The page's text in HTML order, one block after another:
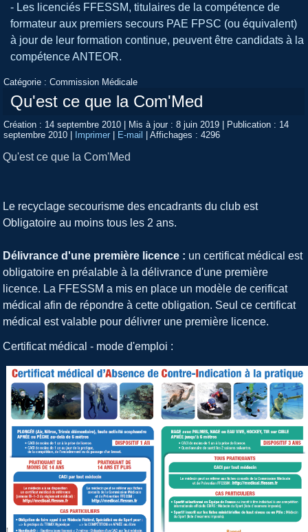
- Les licenciés FFESSM, titulaires de la compétence de
formateur aux premiers secours PAE FPSC (ou équivalent)
à jour de leur formation continue, peuvent être candidats à la
compétence ANTEOR.
Catégorie :Commission Médicale
Qu'est ce que la Com'Med
Création : 14 septembre 2010 | Mis à jour : 8 juin 2019 | Publication : 14
septembre 2010 | Imprimer | E-mail |Affichages : 4296
Qu'est ce que la Com'Med
Le recyclage secourisme des encadrants du club est
Obligatoire au moins tous les 2 ans.
Délivrance d'une première licence : un certificat médical est
obligatoire en préalable à la délivrance d'une première
licence. La FFESSM a mis en place un modèle de cerificat
médical afin de répondre à cette obligation. Seul ce certificat
médical est valable pour délivrer une première licence.
Certificat médical - mode d'emploi :